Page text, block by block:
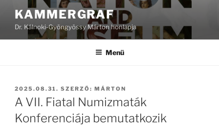
Tartalomhoz
KAMMERGRAF
Dr. Kálnoki-Gyöngyössy Márton honlapja
Menü
BEKÜLDVE:
2025.08.31. SZERZŐ: MÁRTON
A VII. Fiatal Numizmaták
Konferenciája bemutatkozik